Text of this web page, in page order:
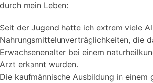
durch mein Leben:
Seit der Jugend hatte ich extrem viele
Nahrungsmittelunverträglichkeiten, die
Erwachsenenalter bei einem
Arzt erkannt wurden.
Die kaufmännische Ausbildung in einem